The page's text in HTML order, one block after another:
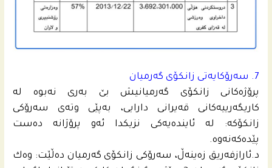
7. سه‌رۆكایه‌تى زانكۆى گه‌رمیان
پرۆژه‌كانى زانكۆى گه‌رمیانیش بێ به‌رى نه‌بوه‌ له‌
كاریگه‌رییه‌كانى قه‌یرانى دارایی، به‌پێى وته‌ى سه‌رۆكى
زانكۆكه‌: له‌ ئاینده‌یه‌كى نزیكدا ئه‌و پرۆژانه‌ ده‌ست
پێده‌كه‌نه‌وه‌.
د.ئارازفه‌ریق زه‌ینه‌ڵ، سه‌رۆكى زانكۆى گه‌رمیان ده‌ڵێت: وه‌ك